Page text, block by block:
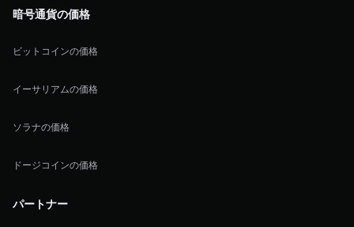
暗号通貨の価格
ビットコインの価格
イーサリアムの価格
ソラナの価格
ドージコインの価格
パートナー